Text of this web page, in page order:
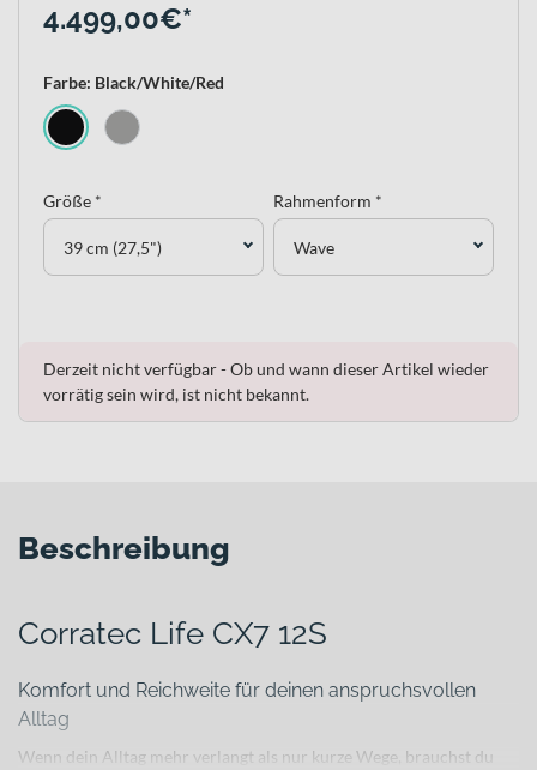
4.499,00€*
Farbe: Black/White/Red
Größe *
39 cm (27,5")
Rahmenform *
Wave
Derzeit nicht verfügbar - Ob und wann dieser Artikel wieder
vorrätig sein wird, ist nicht bekannt.
Beschreibung
Corratec Life CX7 12S
Komfort und Reichweite für deinen anspruchsvollen
Alltag
Wenn dein Alltag mehr verlangt als nur kurze Wege, brauchst du